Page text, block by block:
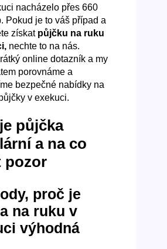
nacházelo přes 660
Pokud je to váš případ a
získat půjčku na ruku
nechte to na nás.
online dotazník a my
porovnáme a
bezpečné nabídky na
v exekuci.
půjčka
a na co
pozor
proč je
na ruku v
výhodná